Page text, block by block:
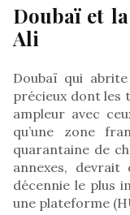
Doubaï et
Ali
Doubaï qui
précieux dont les
ampleur avec
qu’une zone
quarantaine de
annexes,
décennie le plus
une plateforme